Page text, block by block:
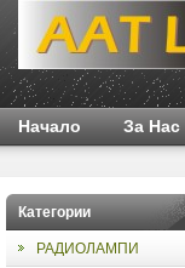
Начало За Нас
Категории
РАДИОЛАМПИ